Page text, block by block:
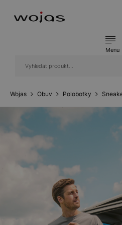
Menu
Wojas Obuv Polobotky